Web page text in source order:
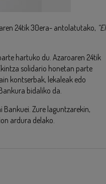
24tik 30era- antolatutako, “El
hartuko du. Azaroaren 24tik
solidario honetan parte
kontserbak, lekaleak edo
bidaliko da.
Bankuei. Zure laguntzarekin,
ardura delako.